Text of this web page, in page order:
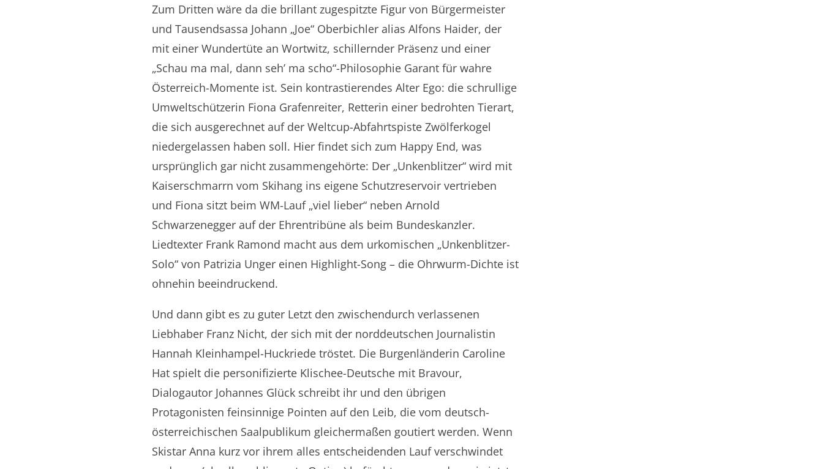
Zum Dritten wäre da die brillant zugespitzte Figur von Bürgermeister
und Tausendsassa Johann „Joe“ Oberbichler alias Alfons Haider, der
mit einer Wundertüte an Wortwitz, schillernder Präsenz und einer
„Schau ma mal, dann seh’ ma scho“-Philosophie Garant für wahre
Österreich-Momente ist. Sein kontrastierendes Alter Ego: die schrullige
Umweltschützerin Fiona Grafenreiter, Retterin einer bedrohten Tierart,
die sich ausgerechnet auf der Weltcup-Abfahrtspiste Zwölferkogel
niedergelassen haben soll. Hier findet sich zum Happy End, was
ursprünglich gar nicht zusammengehörte: Der „Unkenblitzer“ wird mit
Kaiserschmarrn vom Skihang ins eigene Schutzreservoir vertrieben
und Fiona sitzt beim WM-Lauf „viel lieber“ neben Arnold
Schwarzenegger auf der Ehrentribüne als beim Bundeskanzler.
Liedtexter Frank Ramond macht aus dem urkomischen „Unkenblitzer-
Solo“ von Patrizia Unger einen Highlight-Song – die Ohrwurm-Dichte ist
ohnehin beeindruckend.
Und dann gibt es zu guter Letzt den zwischendurch verlassenen
Liebhaber Franz Nicht, der sich mit der norddeutschen Journalistin
Hannah Kleinhampel-Huckriede tröstet. Die Burgenländerin Caroline
Hat spielt die personifizierte Klischee-Deutsche mit Bravour,
Dialogautor Johannes Glück schreibt ihr und den übrigen
Protagonisten feinsinnige Pointen auf den Leib, die vom deutsch-
österreichischen Saalpublikum gleichermaßen goutiert werden. Wenn
Skistar Anna kurz vor ihrem alles entscheidenden Lauf verschwindet